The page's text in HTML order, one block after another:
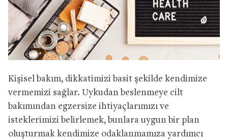
Kişisel bakım, dikkatimizi basit şekilde kendimize
vermemizi sağlar. Uykudan beslenmeye cilt
bakımından egzersize ihtiyaçlarımızı ve
isteklerimizi belirlemek, bunlara uygun bir plan
oluşturmak kendimize odaklanmamıza yardımcı